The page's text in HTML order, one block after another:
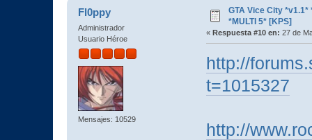
Fl0ppy
Administrador
Usuario Héroe
Mensajes: 10529
GTA Vice City *v1.1*
*MULTI 5* [KPS]
« Respuesta #10 en: 27 de
http://
t=1015327
http://